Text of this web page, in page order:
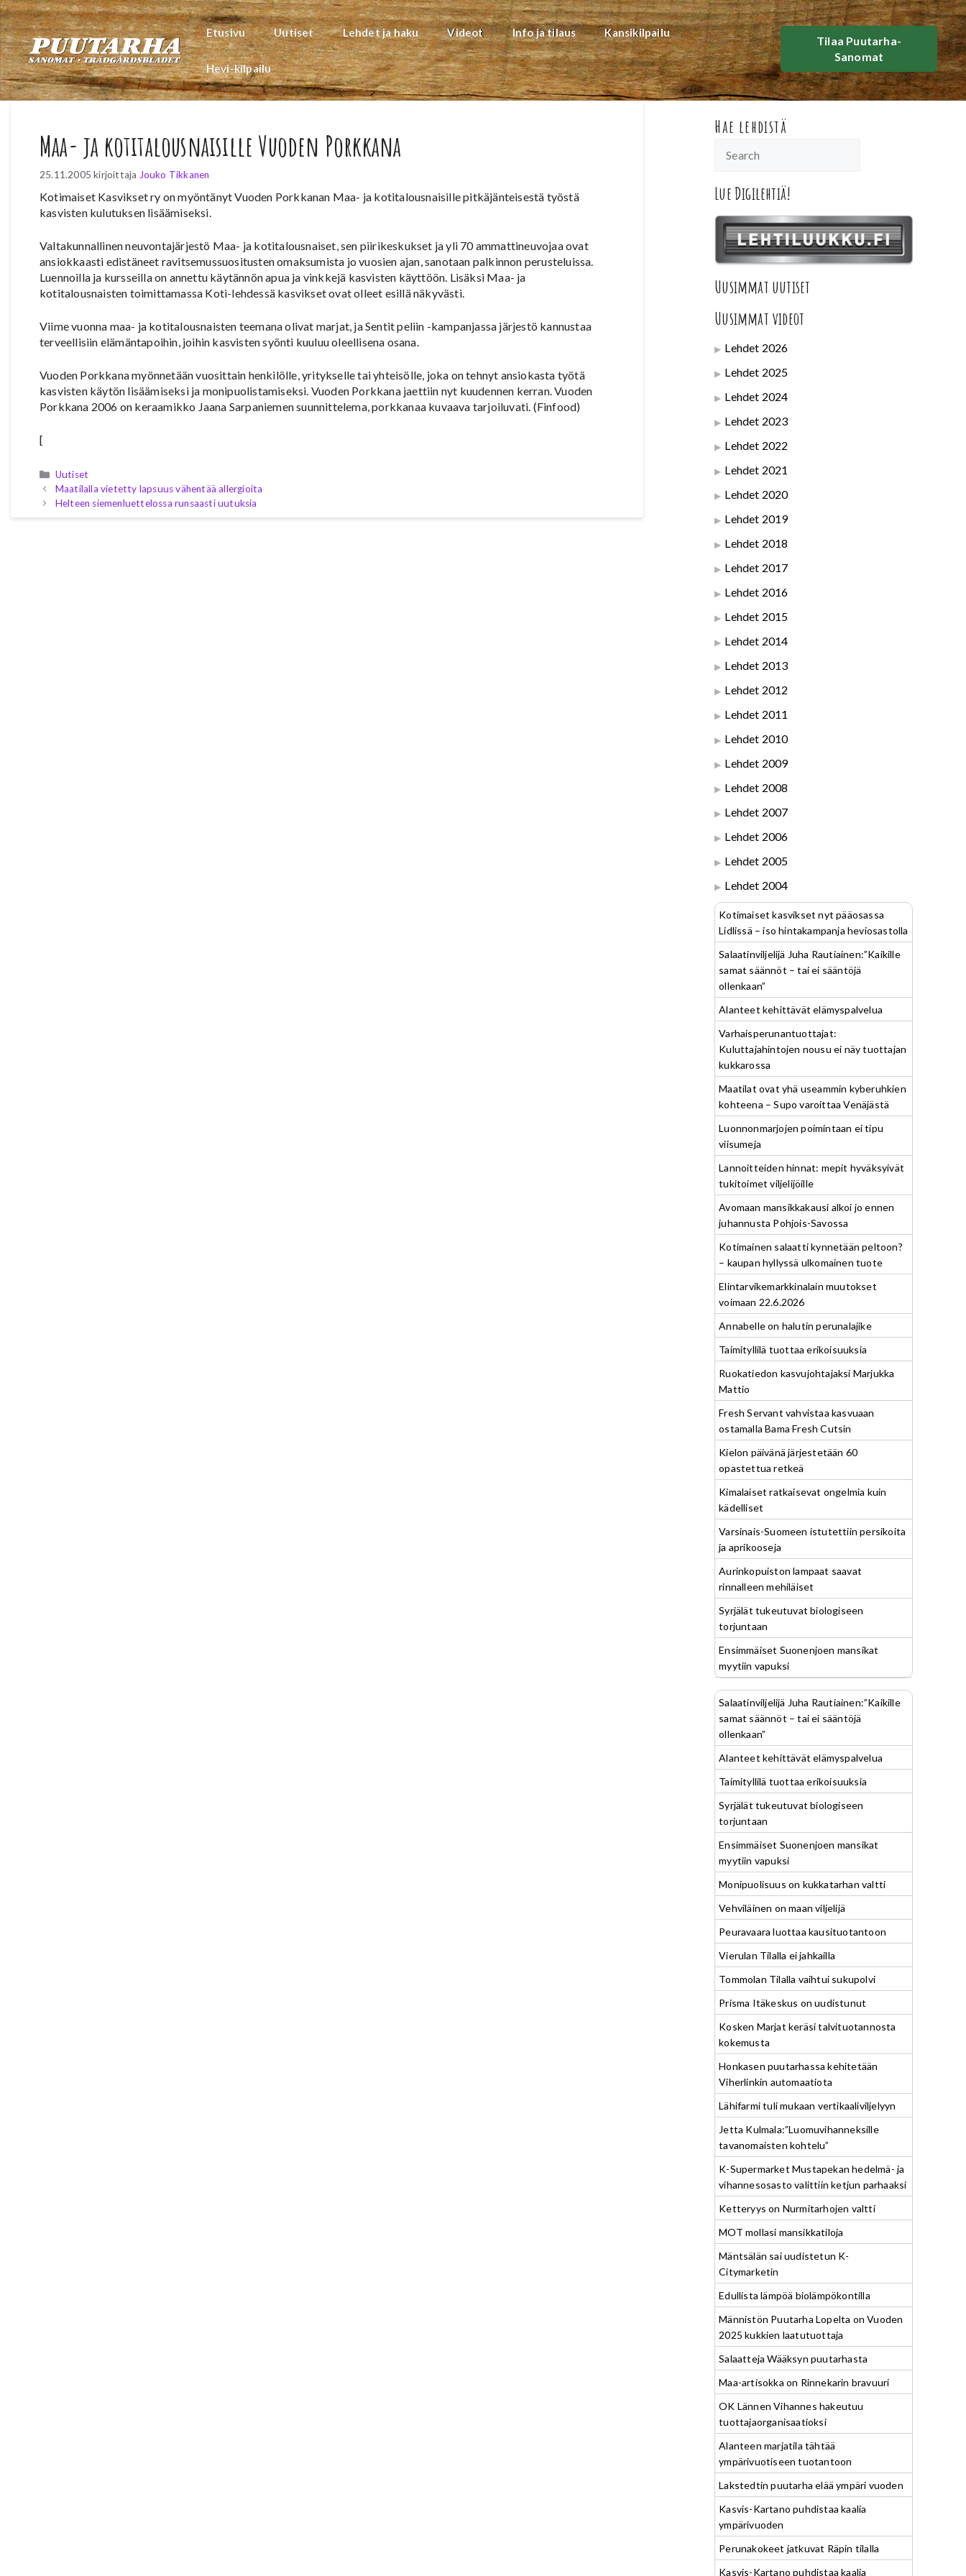
Siirry
sisältöön
Etusivu Uutiset Lehdet ja haku Videot Info ja tilaus Kansikilpailu
Hevi-kilpailu
Tilaa Puutarha-
Sanomat
Maa- ja kotitalousnaisille Vuoden Porkkana
25.11.2005 kirjoittaja Jouko Tikkanen
Kotimaiset Kasvikset ry on myöntänyt Vuoden Porkkanan Maa- ja kotitalousnaisille pitkäjänteisestä työstä
kasvisten kulutuksen lisäämiseksi.
Valtakunnallinen neuvontajärjestö Maa- ja kotitalousnaiset, sen piirikeskukset ja yli 70 ammattineuvojaa ovat
ansiokkaasti edistäneet ravitsemussuositusten omaksumista jo vuosien ajan, sanotaan palkinnon perusteluissa.
Luennoilla ja kursseilla on annettu käytännön apua ja vinkkejä kasvisten käyttöön. Lisäksi Maa- ja
kotitalousnaisten toimittamassa Koti-lehdessä kasvikset ovat olleet esillä näkyvästi.
Viime vuonna maa- ja kotitalousnaisten teemana olivat marjat, ja Sentit peliin -kampanjassa järjestö kannustaa
terveellisiin elämäntapoihin, joihin kasvisten syönti kuuluu oleellisena osana.
Vuoden Porkkana myönnetään vuosittain henkilölle, yritykselle tai yhteisölle, joka on tehnyt ansiokasta työtä
kasvisten käytön lisäämiseksi ja monipuolistamiseksi. Vuoden Porkkana jaettiin nyt kuudennen kerran. Vuoden
Porkkana 2006 on keraamikko Jaana Sarpaniemen suunnittelema, porkkanaa kuvaava tarjoiluvati. (Finfood)
[
Kategoriat
Uutiset
Maatilalla vietetty lapsuus vähentää allergioita
Helteen siemenluettelossa runsaasti uutuksia
Hae lehdistä
Lue Digilehtiä!
Uusimmat uutiset
Uusimmat videot
Lehdet 2026
Lehdet 2025
Lehdet 2024
Lehdet 2023
Lehdet 2022
Lehdet 2021
Lehdet 2020
Lehdet 2019
Lehdet 2018
Lehdet 2017
Lehdet 2016
Lehdet 2015
Lehdet 2014
Lehdet 2013
Lehdet 2012
Lehdet 2011
Lehdet 2010
Lehdet 2009
Lehdet 2008
Lehdet 2007
Lehdet 2006
Lehdet 2005
Lehdet 2004
Kotimaiset kasvikset nyt pääosassa
Lidlissä – iso hintakampanja heviosastolla
Salaatinviljelijä Juha Rautiainen:”Kaikille
samat säännöt – tai ei sääntöjä
ollenkaan”
Alanteet kehittävät elämyspalvelua
Varhaisperunantuottajat:
Kuluttajahintojen nousu ei näy tuottajan
kukkarossa
Maatilat ovat yhä useammin kyberuhkien
kohteena – Supo varoittaa Venäjästä
Luonnonmarjojen poimintaan ei tipu
viisumeja
Lannoitteiden hinnat: mepit hyväksyivät
tukitoimet viljelijöille
Avomaan mansikkakausi alkoi jo ennen
juhannusta Pohjois-Savossa
Kotimainen salaatti kynnetään peltoon?
– kaupan hyllyssä ulkomainen tuote
Elintarvikemarkkinalain muutokset
voimaan 22.6.2026
Annabelle on halutin perunalajike
Taimityllilä tuottaa erikoisuuksia
Ruokatiedon kasvujohtajaksi Marjukka
Mattio
Fresh Servant vahvistaa kasvuaan
ostamalla Bama Fresh Cutsin
Kielon päivänä järjestetään 60
opastettua retkeä
Kimalaiset ratkaisevat ongelmia kuin
kädelliset
Varsinais-Suomeen istutettiin persikoita
ja aprikooseja
Aurinkopuiston lampaat saavat
rinnalleen mehiläiset
Syrjälät tukeutuvat biologiseen
torjuntaan
Ensimmäiset Suonenjoen mansikat
myytiin vapuksi
Salaatinviljelijä Juha Rautiainen:”Kaikille
samat säännöt – tai ei sääntöjä
ollenkaan”
Alanteet kehittävät elämyspalvelua
Taimityllilä tuottaa erikoisuuksia
Syrjälät tukeutuvat biologiseen
torjuntaan
Ensimmäiset Suonenjoen mansikat
myytiin vapuksi
Monipuolisuus on kukkatarhan valtti
Vehviläinen on maan viljelijä
Peuravaara luottaa kausituotantoon
Vierulan Tilalla ei jahkailla
Tommolan Tilalla vaihtui sukupolvi
Prisma Itäkeskus on uudistunut
Kosken Marjat keräsi talvituotannosta
kokemusta
Honkasen puutarhassa kehitetään
Viherlinkin automaatiota
Lähifarmi tuli mukaan vertikaaliviljelyyn
Jetta Kulmala:”Luomuvihanneksille
tavanomaisten kohtelu”
K-Supermarket Mustapekan hedelmä- ja
vihannesosasto valittiin ketjun parhaaksi
Ketteryys on Nurmitarhojen valtti
MOT mollasi mansikkatiloja
Mäntsälän sai uudistetun K-
Citymarketin
Edullista lämpöä biolämpökontilla
Männistön Puutarha Lopelta on Vuoden
2025 kukkien laatutuottaja
Salaatteja Wääksyn puutarhasta
Maa-artisokka on Rinnekarin bravuuri
OK Lännen Vihannes hakeutuu
tuottajaorganisaatioksi
Alanteen marjatila tähtää
ympärivuotiseen tuotantoon
Lakstedtin puutarha elää ympäri vuoden
Kasvis-Kartano puhdistaa kaalia
ympärivuoden
Perunakokeet jatkuvat Räpin tilalla
Kasvis-Kartano puhdistaa kaalia